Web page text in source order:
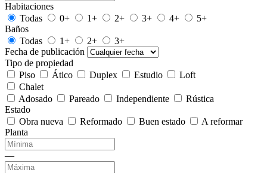
Habitaciones
Todas
0+ 1+ 2+ 3+ 4+
5+
Baños
Todas
1+ 2+
3+
Fecha de publicación
Tipo de propiedad
Piso
Ático Duplex Estudio
Loft
Chalet
Adosado
Pareado Independiente
Rústica
Estado
Obra nueva
Reformado Buen estado
A reformar
Planta
—